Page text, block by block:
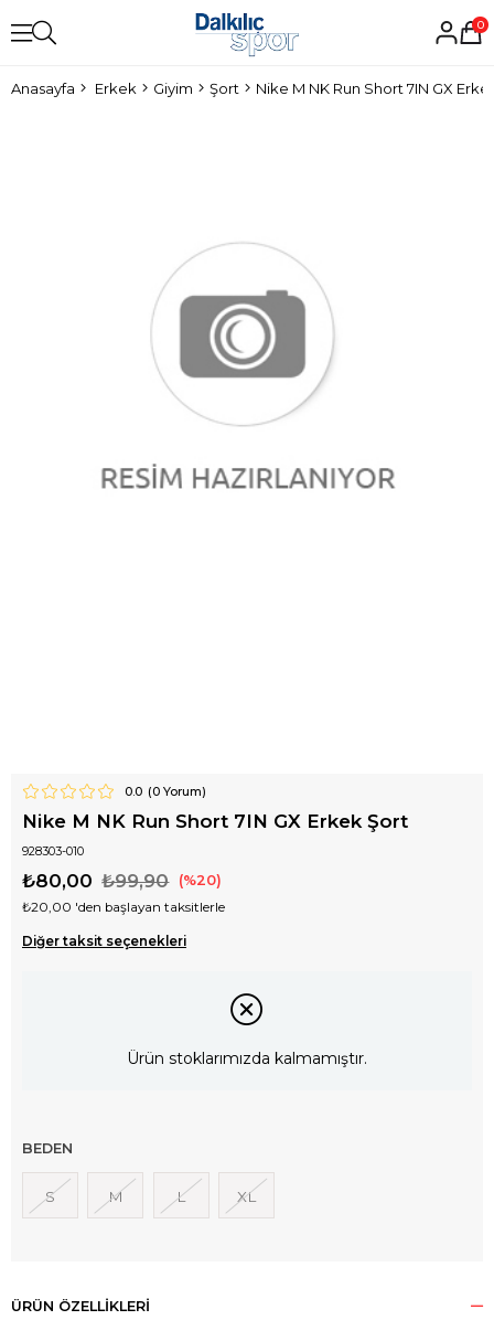
0
Anasayfa Erkek Giyim Şort Nike M NK Run Short 7IN GX
0.0 (0Yorum)
Nike M NK Run Short 7IN GX Erkek Şort
928303-010
₺99,90
₺80,00 20
₺20,00 'den başlayan taksitlerle
Diğer taksit seçenekleri
Ürün stoklarımızda kalmamıştır.
BEDEN
S M L XL
ÜRÜN ÖZELLIKLERI